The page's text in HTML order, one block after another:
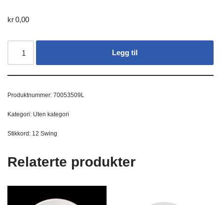
kr0,00
Legg til
Produktnummer: 70053509L
Kategori: Uten kategori
Stikkord: 12 Swing
Relaterte produkter